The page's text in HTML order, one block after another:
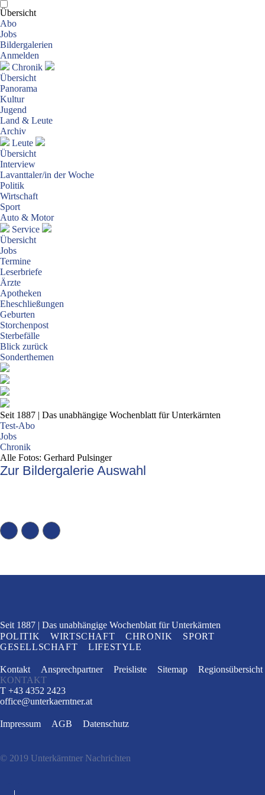
Übersicht
Abo
Jobs
Bildergalerien
Anmelden
Chronik
Übersicht
Panorama
Kultur
Jugend
Land & Leute
Archiv
Leute
Übersicht
Interview
Lavanttaler/in der Woche
Politik
Wirtschaft
Sport
Auto & Motor
Service
Übersicht
Jobs
Termine
Leserbriefe
Ärzte
Apotheken
Eheschließungen
Geburten
Storchenpost
Sterbefälle
Blick zurück
Sonderthemen
Seit 1887 | Das unabhängige Wochenblatt für Unterkärnten
Test-Abo
Jobs
Chronik
Alle Fotos: Gerhard Pulsinger
Zur Bildergalerie Auswahl
Seit 1887 Das unabhängige Wochenblatt für Unterkärnten
POLITIK
WIRTSCHAFT CHRONIK
SPORT
GESELLSCHAFT
LIFESTYLE
Kontakt Ansprechpartner Preisliste Sitemap
Regionsübersicht
KONTAKT
T +43 4352 2423
office@unterkaerntner.at
Impressum AGB Datenschutz
© 2019 Unterkärntner Nachrichten